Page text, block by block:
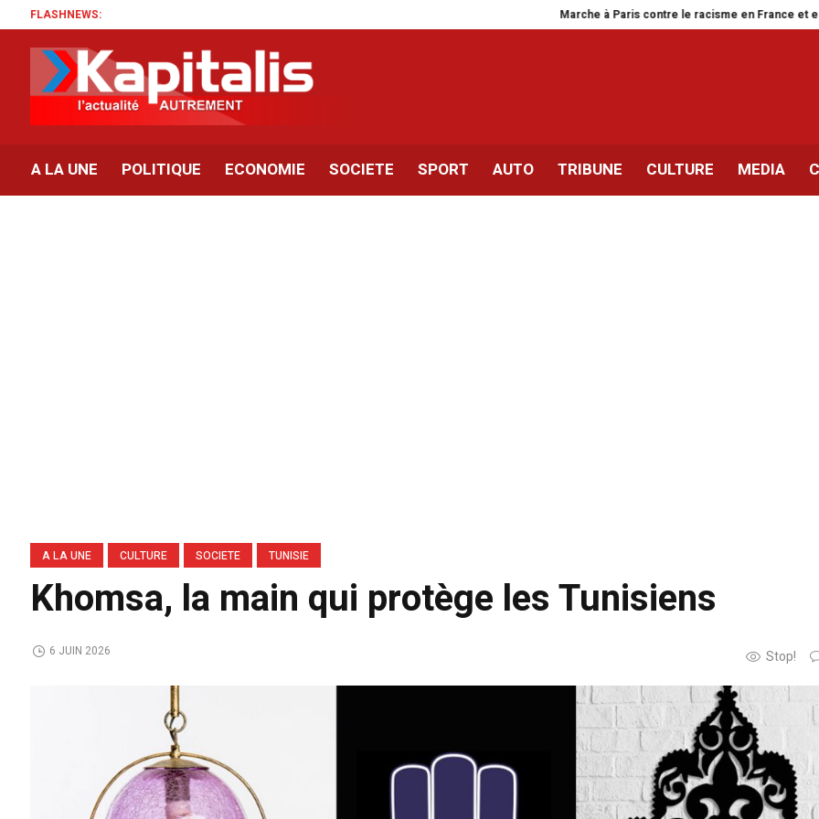
FLASHNEWS: Marche à Paris contre le racisme en France et en Tunisie
A LA UNE POLITIQUE ECONOMIE SOCIETE SPORT AUTO TRIBUNE CULTURE MEDIA
A LA UNE CULTURE SOCIETE TUNISIE
Khomsa, la main qui protège les Tunisiens
Stop!
6 JUIN 2026